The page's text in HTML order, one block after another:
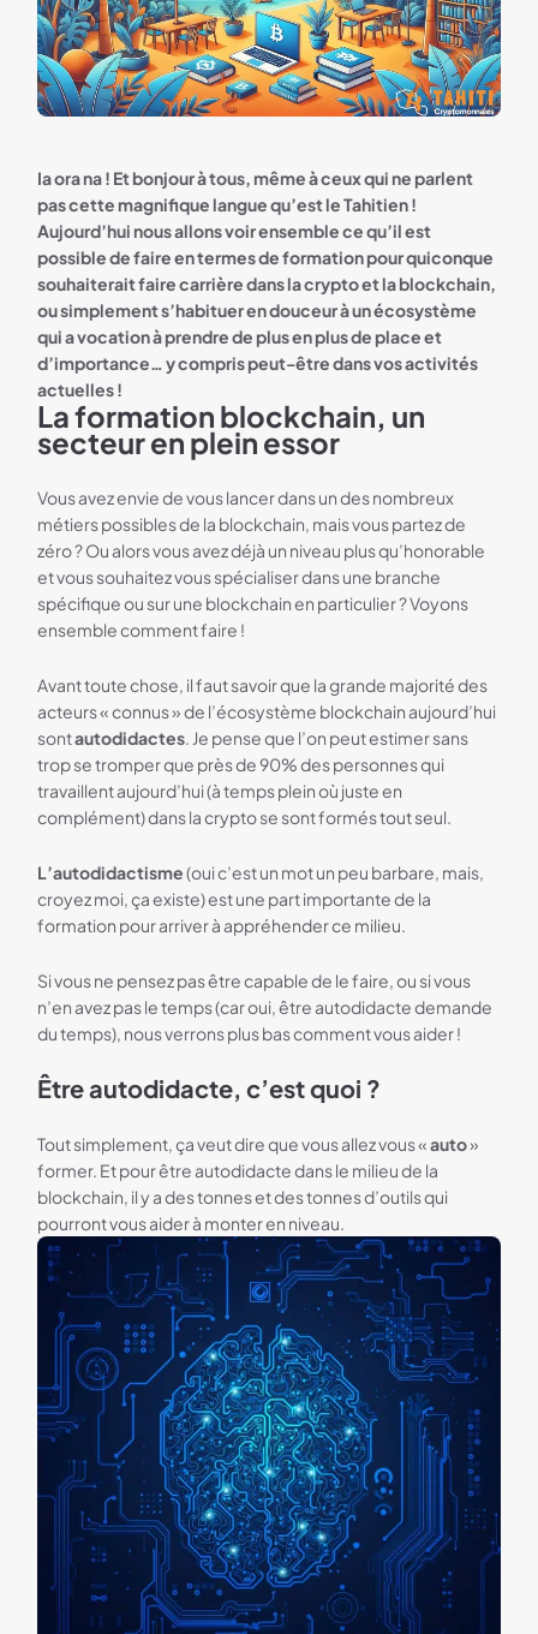
Ia ora na ! Et bonjour à tous, même à ceux qui ne parlent
pas cette magnifique langue qu’est le Tahitien !
Aujourd’hui nous allons voir ensemble ce qu’il est
possible de faire en termes de formation pour quiconque
souhaiterait faire carrière dans la crypto et la blockchain,
ou simplement s’habituer en douceur à un écosystème
qui a vocation à prendre de plus en plus de place et
d’importance… y compris peut-être dans vos activités
actuelles !
La formation blockchain, un
secteur en plein essor
Vous avez envie de vous lancer dans un des nombreux
métiers possibles de la blockchain, mais vous partez de
zéro ? Ou alors vous avez déjà un niveau plus qu’honorable
et vous souhaitez vous spécialiser dans une branche
spécifique ou sur une blockchain en particulier ? Voyons
ensemble comment faire !
Avant toute chose, il faut savoir que la grande majorité des
acteurs « connus » de l’écosystème blockchain aujourd’hui
sontautodidactes. Je pense que l’on peut estimer sans
trop se tromper que près de 90% des personnes qui
travaillent aujourd’hui (à temps plein où juste en
complément) dans la crypto se sont formés tout seul.
L’autodidactisme(oui c’est un mot un peu barbare, mais,
croyez moi, ça existe) est une part importante de la
formation pour arriver à appréhender ce milieu.
Si vous ne pensez pas être capable de le faire, ou si vous
n’en avez pas le temps (car oui, être autodidacte demande
du temps), nous verrons plus bas comment vous aider !
Être autodidacte, c’est quoi ?
Tout simplement, ça veut dire que vous allez vous «auto»
former. Et pour être autodidacte dans le milieu de la
blockchain, il y a des tonnes et des tonnes d’outils qui
pourront vous aider à monter en niveau.